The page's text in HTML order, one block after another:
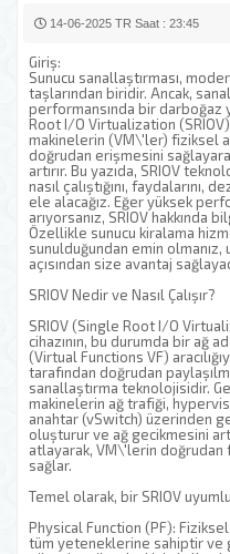
14-06-2025 TR Saat : 23:45
Giriş:
Sunucu sanallaştırması,
taşlarından biridir. Ancak,
performansında bir darboğaz
Root I/O Virtualization
makinelerin (VM\'ler) fiziksel
doğrudan erişmesini
artırır. Bu yazıda, SRIOV
nasıl çalıştığını, faydalarını,
ele alacağız. Eğer yüksek
arıyorsanız, SRIOV hakkında
Özellikle sunucu kiralama
sunulduğundan emin
açısından size avantaj
SRIOV Nedir ve Nasıl Çalışır?
SRIOV (Single Root I/O
cihazının, bu durumda bir ağ
(Virtual Functions VF)
tarafından doğrudan
sanallaştırma teknolojisidir.
makinelerin ağ trafiği,
anahtar (vSwitch) üzerinden
oluşturur ve ağ gecikmesini
atlayarak, VM\'lerin
sağlar.
Temel olarak, bir SRIOV
Physical Function (PF):
tüm yeteneklerine sahiptir ve